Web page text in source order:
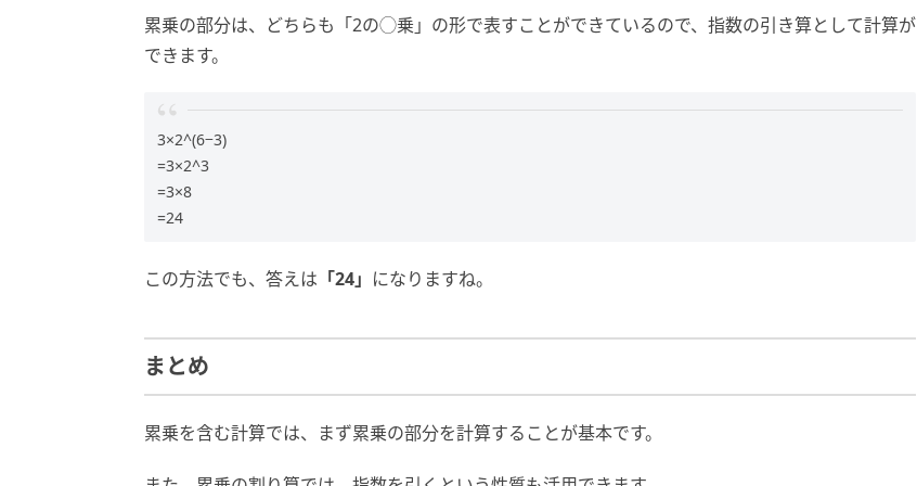
累乗の部分は、どちらも「2の◯乗」の形で表すことができているので、指数の引き算として計算が
できます。
3×2^(6−3)
=3×2^3
=3×8
=24
この方法でも、答えは 「24」 になりますね。
まとめ
累乗を含む計算では、まず累乗の部分を計算することが基本です。